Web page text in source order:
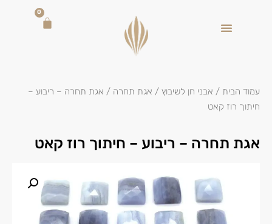
0
עמוד הבית / אבני חן לשיבוץ / אגת תחרה / אגת תחרה – ריבוע –
חיתוך רוז קאט
אגת תחרה – ריבוע – חיתוך רוז קאט